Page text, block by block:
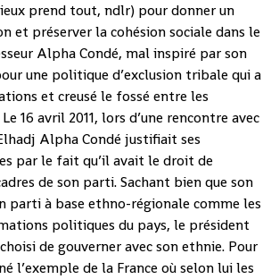
prend tout, ndlr) pour donner un
et préserver la cohésion sociale dans le
Alpha Condé, mal inspiré par son
une politique d’exclusion tribale qui a
et creusé le fossé entre les
16 avril 2011, lors d’une rencontre avec
Alpha Condé justifiait ses
par le fait qu’il avait le droit de
de son parti. Sachant bien que son
parti à base ethno-régionale comme les
politiques du pays, le président
de gouverner avec son ethnie. Pour
l’exemple de la France où selon lui les